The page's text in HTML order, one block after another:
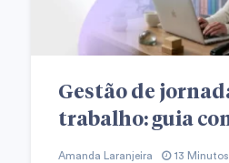
Gestão de
trabalho: guia
Amanda Laranjeira 13